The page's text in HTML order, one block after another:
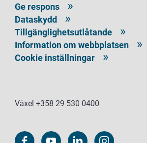
Ge respons
Dataskydd
Tillgänglighetsutlåtande
Information om webbplatsen
Cookie inställningar
Växel +358 29 530 0400